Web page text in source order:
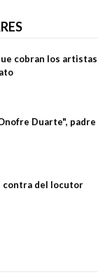
cobran los artistas
Duarte", padre
contra del locutor